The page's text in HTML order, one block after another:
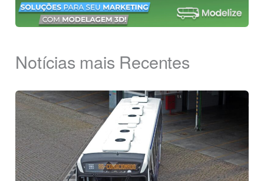
Notícias mais Recentes